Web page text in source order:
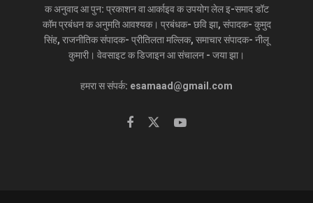
क अनुवाद आ पुन: प्रकाशन वा आर्काइव क उपयोग लेल इ-समाद डॉट
कॉम प्रबंधन क अनुमति आवश्यक। प्रबंधक- छवि झा, संपादक- कुमुद
सिंह, राजनीतिक संपादक- प्रीतिलता मल्लिक, समाचार संपादक- नीलू
कुमारी। वेवसाइट क डिजाइन आ संचालन - जया झा।
हमरा स संपर्क: esamaad@gmail.com